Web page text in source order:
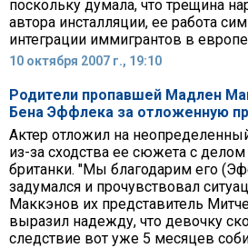
поскольку думала, что трещина
автора инсталляции, ее работа
интеграции иммигрантов в
10 октября 2007 г., 19:10
Родители пропавшей Мадлен
Бена Эффлека за отложенную
Актер отложил на
из-за сходства ее сюжета с
британки. "Мы благодарим его
задумался и прочувствовал
Маккэнов их представитель
выразил надежду, что девочку
следствие вот уже 5 месяцев